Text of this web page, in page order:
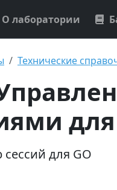
О лаборатории
Технические
для GO